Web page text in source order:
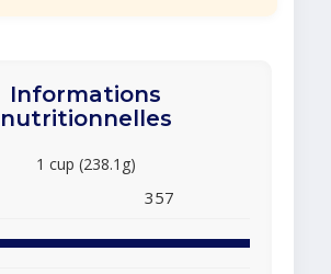
Informations
nutritionnelles
1 cup (238.1g)
357